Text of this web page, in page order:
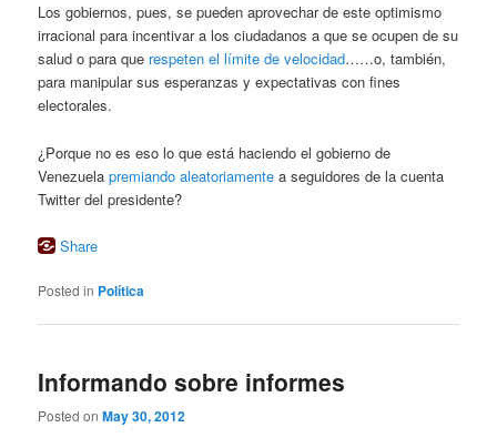
Los gobiernos, pues, se pueden aprovechar de este optimismo
irracional para incentivar a los ciudadanos a que se ocupen de su
salud o para que respeten el límite de velocidad……o, también,
para manipular sus esperanzas y expectativas con fines
electorales.
¿Porque no es eso lo que está haciendo el gobierno de
Venezuelapremiando aleatoriamente a seguidores de la cuenta
Twitter del presidente?
Share
Posted in Política
Informando sobre informes
Posted onMay 30, 2012